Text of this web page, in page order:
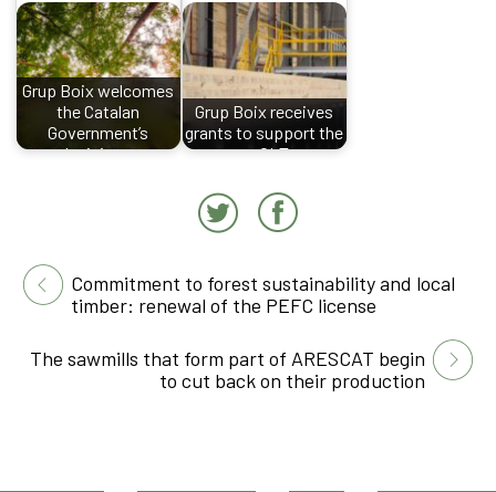
Grup Boix welcomes
the Catalan
Government’s
decision…
Grup Boix receives
grants to support the
new CLT…
Commitment to forest sustainability and local
timber: renewal of the PEFC license
The sawmills that form part of ARESCAT begin
to cut back on their production